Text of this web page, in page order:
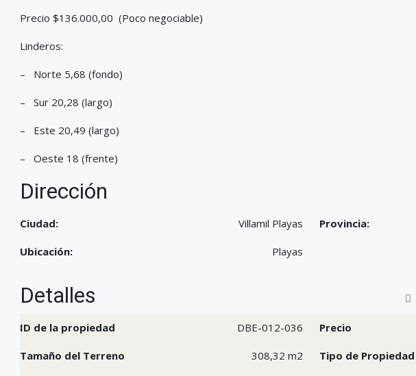
Precio $136.000,00 (Poco negociable)
Linderos:
– Norte 5,68 (fondo)
– Sur 20,28 (largo)
– Este 20,49 (largo)
– Oeste 18 (frente)
Dirección
Ciudad: Villamil Playas Provincia:
Ubicación: Playas
Detalles
ID de la propiedad DBE-012-036 Precio
Tamaño del Terreno 308,32 m2 Tipo de Propiedad